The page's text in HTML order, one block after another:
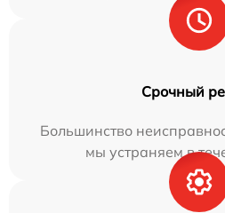
Срочный
Большинство
мы устраняем в